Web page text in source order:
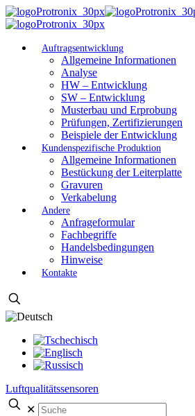
Auftragsentwicklung
Allgemeine Informationen
Analyse
HW – Entwicklung
SW – Entwicklung
Musterbau und Erprobung
Prüfungen, Zertifizierungen
Beispiele der Entwicklung
Kundenspezifische Produktion
Allgemeine Informationen
Bestückung der Leiterplatte
Gravuren
Verkabelung
Andere
Anfrageformular
Fachbegriffe
Handelsbedingungen
Hinweise
Kontakte
Luftqualitätssensoren
✕